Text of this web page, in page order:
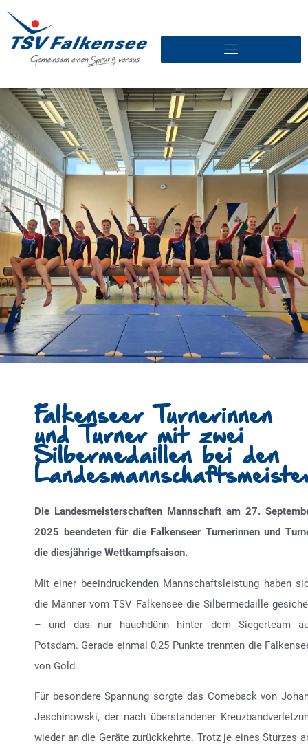
Falkenseer Turnerinnen
und Turner mit zwei
Silbermedaillen bei den
Die Landesmeisterschaften Mannschaft am 27.
2025 beendeten für die Falkenseer Turnerinnen und
die diesjährige Wettkampfsaison.
Mit einer beeindruckenden Mannschaftsleistung haben
die Männer vom TSV Falkensee die Silbermedaille
– und das nur hauchdünn hinter dem Siegerteam
Potsdam. Gerade einmal 0,25 Punkte trennten die
von Gold.
Für besondere Spannung sorgte das Comeback von
Jeschinowski, der nach überstandener
wieder an die Geräte zurückkehrte. Trotz je eines Sturzes